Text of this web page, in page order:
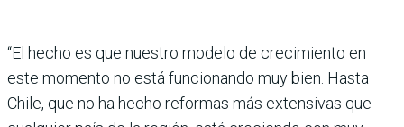
“El hecho es que nuestro modelo de crecimiento en
este momento no está funcionando muy bien. Hasta
Chile, que no ha hecho reformas más extensivas que